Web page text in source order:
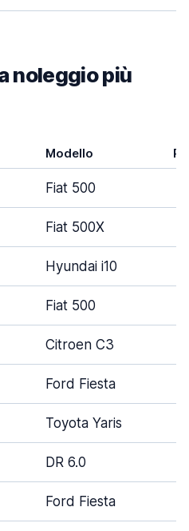
noleggio più
Modello
Fiat 500
Fiat 500X
Hyundai i10
Fiat 500
Citroen C3
Ford Fiesta
Toyota Yaris
DR 6.0
Ford Fiesta